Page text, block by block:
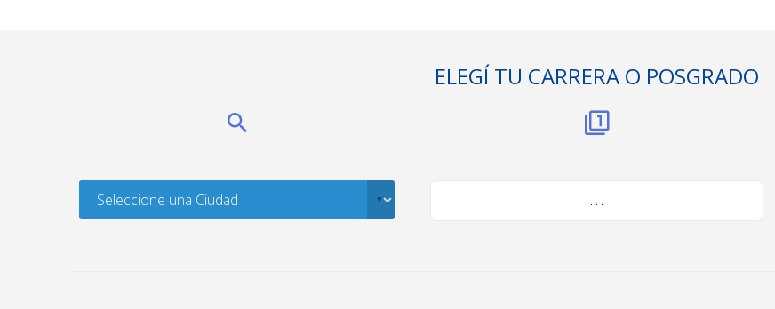
ELEGÍ TU CARRERA O POSGRADO
. . .